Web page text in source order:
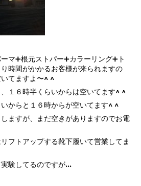
マ➕根元ストパー➕カラーリング➕ト
時間がかかるお客様が来られますの
てますよ〜^ ^
１６時半くらいからは空いてます^ ^
からと１６時からが空いてます^ ^
ますが、まだ空きがありますのでお電
フトアップする靴下履いて営業してま
験してるのですが…